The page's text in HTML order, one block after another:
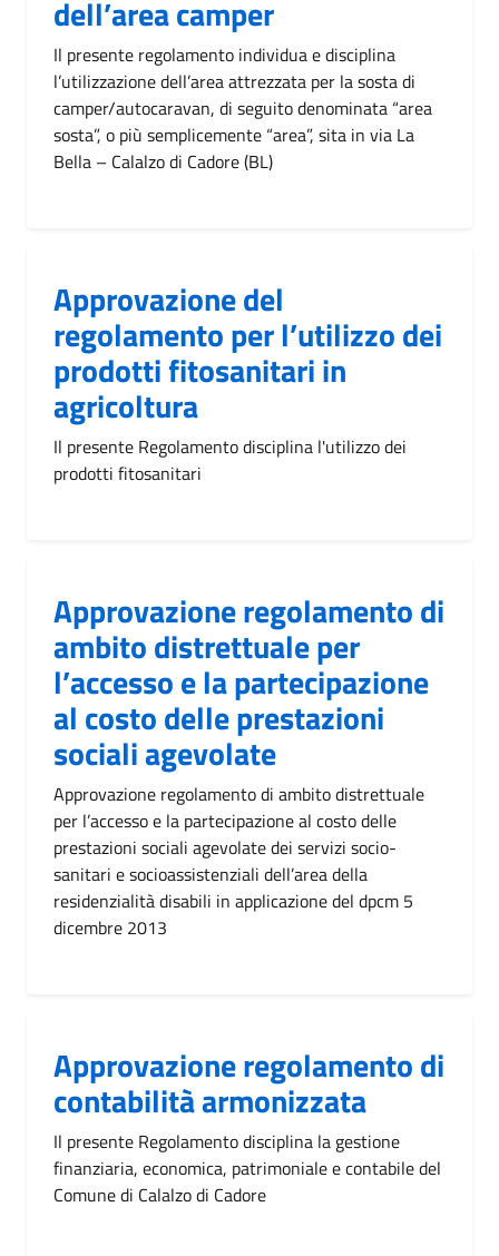
dell’area camper
Il presente regolamento individua e disciplina
l’utilizzazione dell’area attrezzata per la sosta di
camper/autocaravan, di seguito denominata “area
sosta”, o più semplicemente “area”, sita in via La
Bella – Calalzo di Cadore (BL)
Approvazione del
regolamento per l’utilizzo dei
prodotti fitosanitari in
agricoltura
Il presente Regolamento disciplina l'utilizzo dei
prodotti fitosanitari
Approvazione regolamento di
ambito distrettuale per
l’accesso e la partecipazione
al costo delle prestazioni
sociali agevolate
Approvazione regolamento di ambito distrettuale
per l’accesso e la partecipazione al costo delle
prestazioni sociali agevolate dei servizi socio-
sanitari e socioassistenziali dell’area della
residenzialità disabili in applicazione del dpcm 5
dicembre 2013
Approvazione regolamento di
contabilità armonizzata
Il presente Regolamento disciplina la gestione
finanziaria, economica, patrimoniale e contabile del
Comune di Calalzo di Cadore